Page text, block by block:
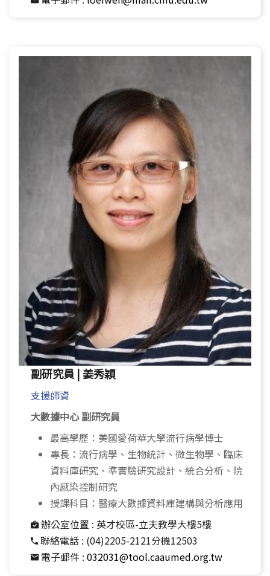
副研究員 | 姜秀穎
支援師資
大數據中心 副研究員
最高學歷：美國愛荷華大學流行病學博士
專長：流行病學、生物統計、微生物學、臨床
資料庫研究、準實驗研究設計、統合分析、院
內感染控制研究
授課科目：醫療大數據資料庫建構與分析應用
辦公室位置 : 英才校區-立夫教學大樓5樓
聯絡電話 : (04)2205-2121分機12503
電子郵件 : 032031@tool.caaumed.org.tw